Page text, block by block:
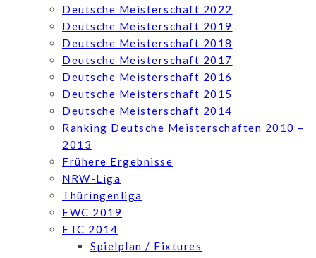
Deutsche Meisterschaft 2022
Deutsche Meisterschaft 2019
Deutsche Meisterschaft 2018
Deutsche Meisterschaft 2017
Deutsche Meisterschaft 2016
Deutsche Meisterschaft 2015
Deutsche Meisterschaft 2014
Ranking Deutsche Meisterschaften 2010 –
2013
Frühere Ergebnisse
NRW-Liga
Thüringenliga
EWC 2019
ETC 2014
Spielplan / Fixtures